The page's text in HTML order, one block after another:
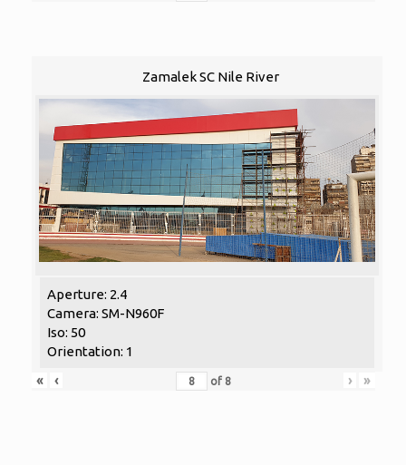
Zamalek SC Nile River
Aperture: 2.4
Camera: SM-N960F
Iso: 50
Orientation: 1
«
‹ of 8 › »